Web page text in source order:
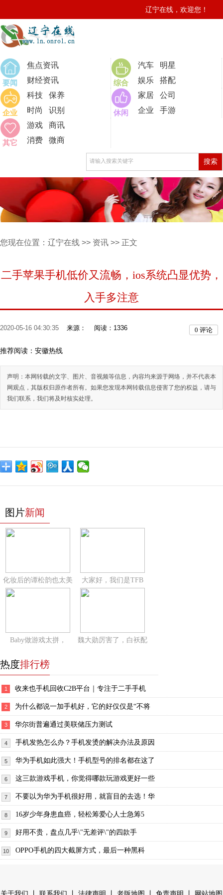
辽宁在线，欢迎您！
要闻
焦点资讯
财经资讯
综合
汽车
明星
娱乐
搭配
企业
科技
保养
时尚
识别 休闲
家居
公司
企业
手游
其它
游戏
商讯
消费
微商
您现在位置： 辽宁在线 >> 资讯 >> 正文
二手苹果手机低价又流畅，ios系统凸显优势，
入手多注意
2020-05-16 04:30:35 来源： 阅读：1336 0 评论
推荐阅读： 安徽热线
声明：本网转载的文字、图片、音视频等信息，内容均来源于网络，并不代表本
网观点，其版权归原作者所有。如果您发现本网转载信息侵害了您的权益，请与
我们联系，我们将及时核实处理。
图片新闻
化妆后的谭松韵也太美 大家好，我们是TFB
Baby做游戏太拼， 魏大勋厉害了，白袄配
热度排行榜
1 收来也手机回收C2B平台｜专注于二手手机
2 为什么都说一加手机好，它的好仅仅是“不将
3 华尔街普遍通过美联储压力测试
4 手机发热怎么办？手机发烫的解决办法及原因
5 华为手机如此强大！手机型号的排名都在这了
6 这三款游戏手机，你觉得哪款玩游戏更好一些
7 不要以为华为手机很好用，就盲目的去选！华
8 16岁少年身患血癌，轻松筹爱心人士急筹5
9 好用不贵，盘点几乎\"无差评\"的四款手
10 OPPO手机的四大截屏方式，最后一种黑科